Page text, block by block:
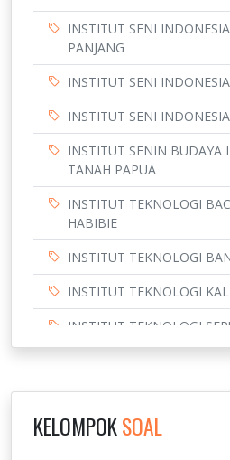
INSTITUT SENI
PANJANG
INSTITUT SENI
INSTITUT SENI
INSTITUT SENIN BUDAYA
TANAH PAPUA
INSTITUT TEKNOLOGI
HABIBIE
INSTITUT TEKNOLOGI
INSTITUT TEKNOLOGI
INSTITUT TEKNOLOGI
NOVEMBER
KELOMPOKSOAL